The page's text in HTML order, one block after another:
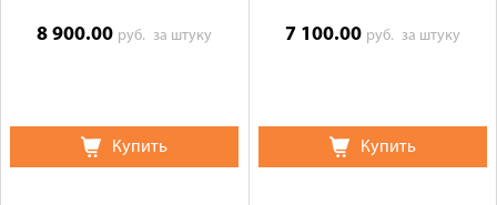
8 900.00 руб.за штуку
Купить
7 100.00 руб. за штуку
Купить